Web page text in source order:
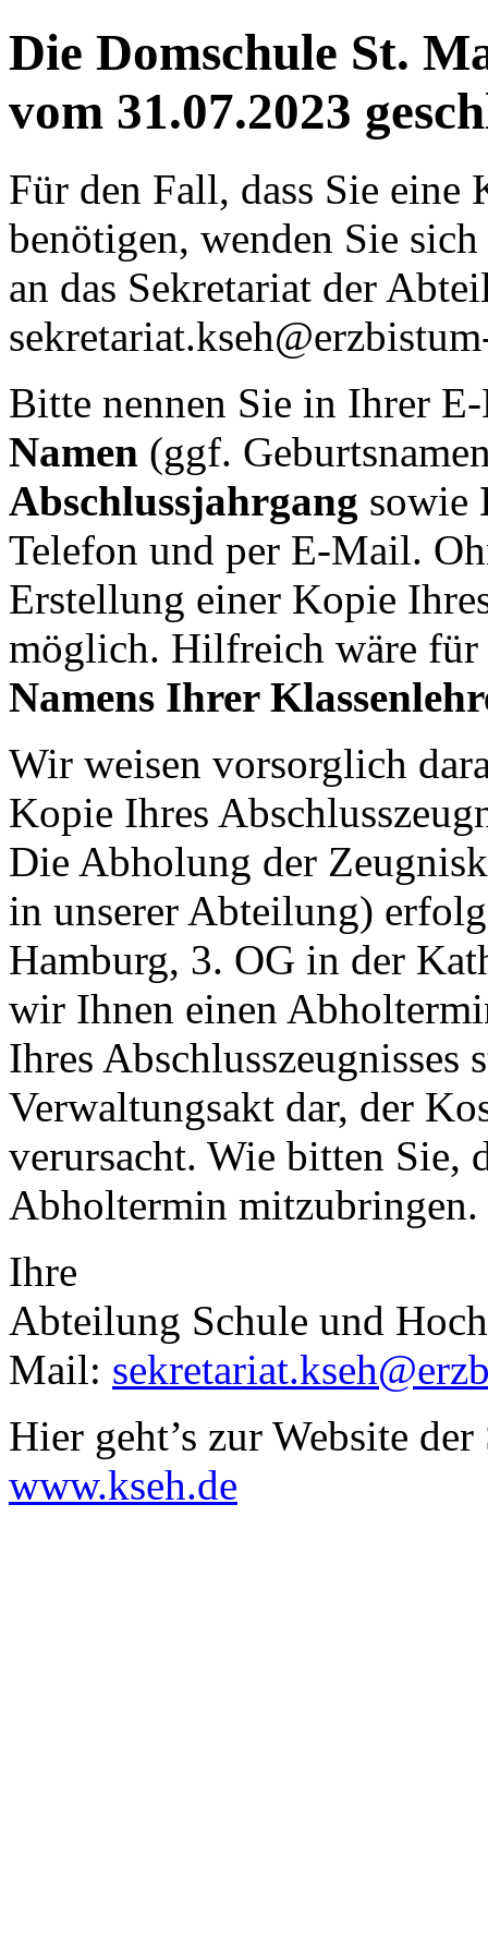
Die Domschule St.
vom 31.07.2023
Für den Fall, dass Sie eine
benötigen, wenden Sie
an das Sekretariat der
Bitte nennen Sie in Ihrer
Namen (ggf.
Abschlussjahrgang sowie
Telefon und per E-Mail.
Erstellung einer Kopie
möglich. Hilfreich wäre für
Namens Ihrer
Wir weisen vorsorglich
Kopie Ihres
Die Abholung der
in unserer Abteilung)
Hamburg, 3. OG in der
wir Ihnen einen
Ihres Abschlusszeugnisses
Verwaltungsakt dar, der
verursacht. Wie bitten Sie,
Abholtermin
Ihre
Abteilung Schule und
Mail:
Hier geht’s zur Website
www.kseh.de